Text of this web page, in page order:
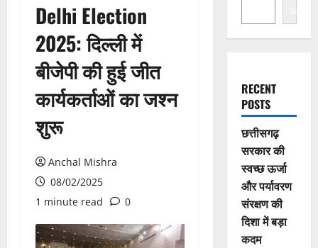
Delhi Election
2025: दिल्ली में
बीजेपी की हुई जीत
कार्यकर्ताओं का जश्न
शुरू
Anchal Mishra
08/02/2025
1 minute read
0
Search
RECENT
POSTS
छत्तीसगढ़
सरकार की
स्वच्छ ऊर्जा
और पर्यावरण
संरक्षण की
दिशा में बड़ा
कदम